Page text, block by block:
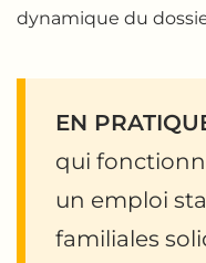
dynamique du
EN
qui
un emploi
familiales